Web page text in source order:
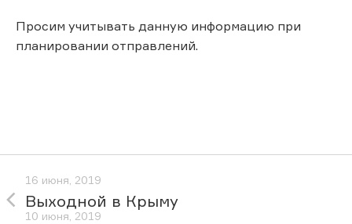
Просим учитывать данную информацию при
планировании отправлений.
16 июня, 2019
Выходной в Крыму
10 июня, 2019